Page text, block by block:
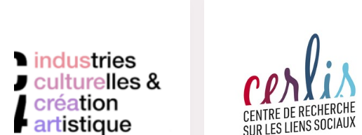
Temps
sociaux,
vieillesses
et
politiques
publiques»
« Composer
les
matrimoines »